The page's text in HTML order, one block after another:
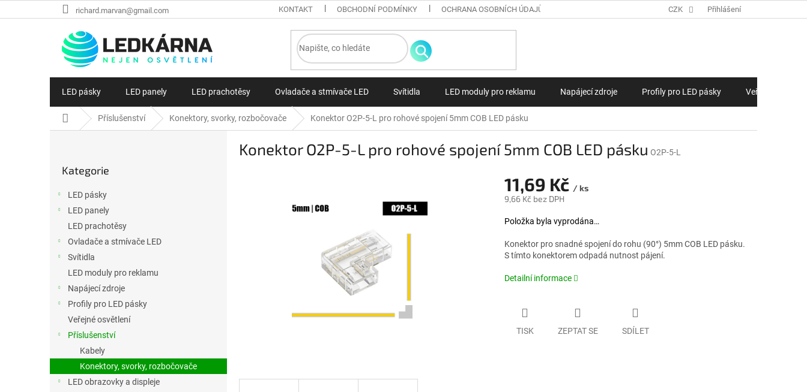
richard.marvan@gmail.com KONTAKT OBCHODNÍ PODMÍNKY OCHRANA OSOBNÍCH ÚDAJŮ ZAKÁZKOVÁ VÝROBA LED PÁSKŮ, LED MODULŮ NA MÍRU
CZK Přihlášení
LED pásky LED panely LED prachotěsy Ovladače a stmívače LED Svítidla LED moduly pro reklamu Napájecí zdroje Profily pro LED pásky Veřejné
Domů Příslušenství Konektory, svorky, rozbočovače Konektor O2P-5-L pro rohové spojení 5mm COB LED pásku
Kategorie
LED pásky
LED panely
LED prachotěsy
Ovladače a stmívače LED
Svítidla
LED moduly pro reklamu
Napájecí zdroje
Profily pro LED pásky
Veřejné osvětlení
Příslušenství
Kabely
Konektory, svorky, rozbočovače
LED obrazovky a displeje
Konektor O2P-5-L pro rohové spojení 5mm COB LED pásku O2P-5-L
11,69 Kč / ks
9,66 Kč bez DPH
Měrná cena:
Položka byla vyprodána…
Konektor pro snadné spojení do rohu (90°) 5mm COB LED pásku.
S tímto konektorem odpadá nutnost pájení.
Detailní informace
TISK ZEPTAT SE SDÍLET